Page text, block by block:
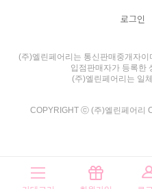
로그인
(주)엘린페어리는 통신판매중개자
입점판매자가 등록한
(주)엘린페어리는 일
COPYRIGHT ⓒ (주)엘린페어리